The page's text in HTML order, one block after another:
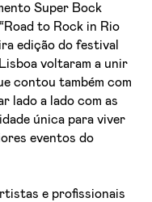
Super Bock
to Rock in Rio
edição do festival
voltaram a unir
contou também com
lado a lado com as
única para viver
eventos do
e profissionais